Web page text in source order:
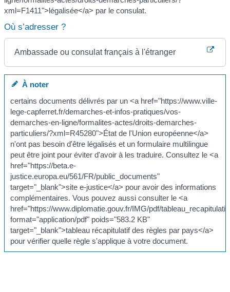
xml=F1411">légalisée</a> par le consulat.
Où s’adresser ?
Ambassade ou consulat français à l'étranger
À noter
certains documents délivrés par un <a href="https://www.ville-
lege-capferret.fr/demarches-et-infos-pratiques/vos-
demarches-en-ligne/formalites-actes/droits-demarches-
particuliers/?xml=R45280">État de l'Union européenne</a>
n'ont pas besoin d'être légalisés et un formulaire multilingue
peut être joint pour éviter d'avoir à les traduire. Consultez le <a
href="https://beta.e-
justice.europa.eu/561/FR/public_documents"
target="_blank">site e-justice</a> pour avoir des informations
complémentaires. Vous pouvez aussi consulter le <a
href="https://www.diplomatie.gouv.fr/IMG/pdf/
format="application/pdf" poids="583.2 KB"
target="_blank">tableau récapitulatif des règles par pays</a>
pour vérifier quelle règle s'applique à votre document.